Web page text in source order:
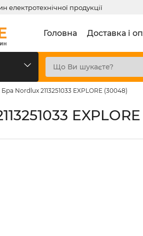
електротехнічної продукції
Головна Доставка і
Бра Nordlux 2113251033 EXPLORE (30048)